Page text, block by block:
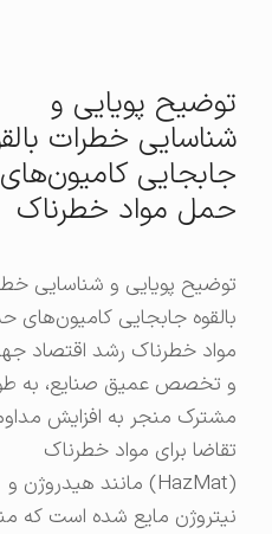
توضیح پویایی و
شناسایی خطرات بالقوه
جابجایی کامیون‌های
حمل مواد خطرناک
توضیح پویایی و شناسایی خطرات
بالقوه جابجایی کامیون‌های حمل
مواد خطرناک رشد اقتصاد جهانی
و تخصص عمیق صنایع، به طور
مشترک منجر به افزایش مداوم
تقاضا برای مواد خطرناک
(HazMat) مانند هیدروژن و
نیتروژن مایع شده است که منجر